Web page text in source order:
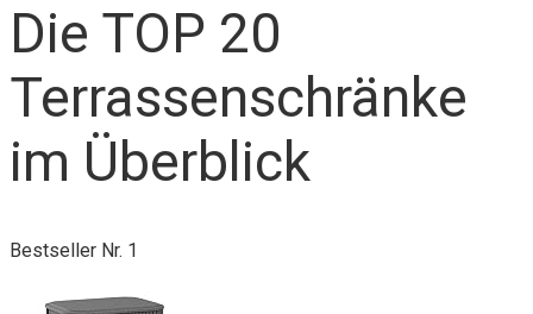
Die TOP 20
Terrassenschränke
im Überblick
Bestseller Nr. 1